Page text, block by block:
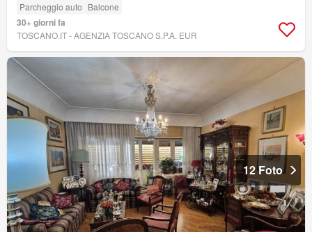
Parcheggio auto Balcone
30+ giorni fa
TOSCANO.IT - AGENZIA TOSCANO S.P.A. EUR
12 Foto